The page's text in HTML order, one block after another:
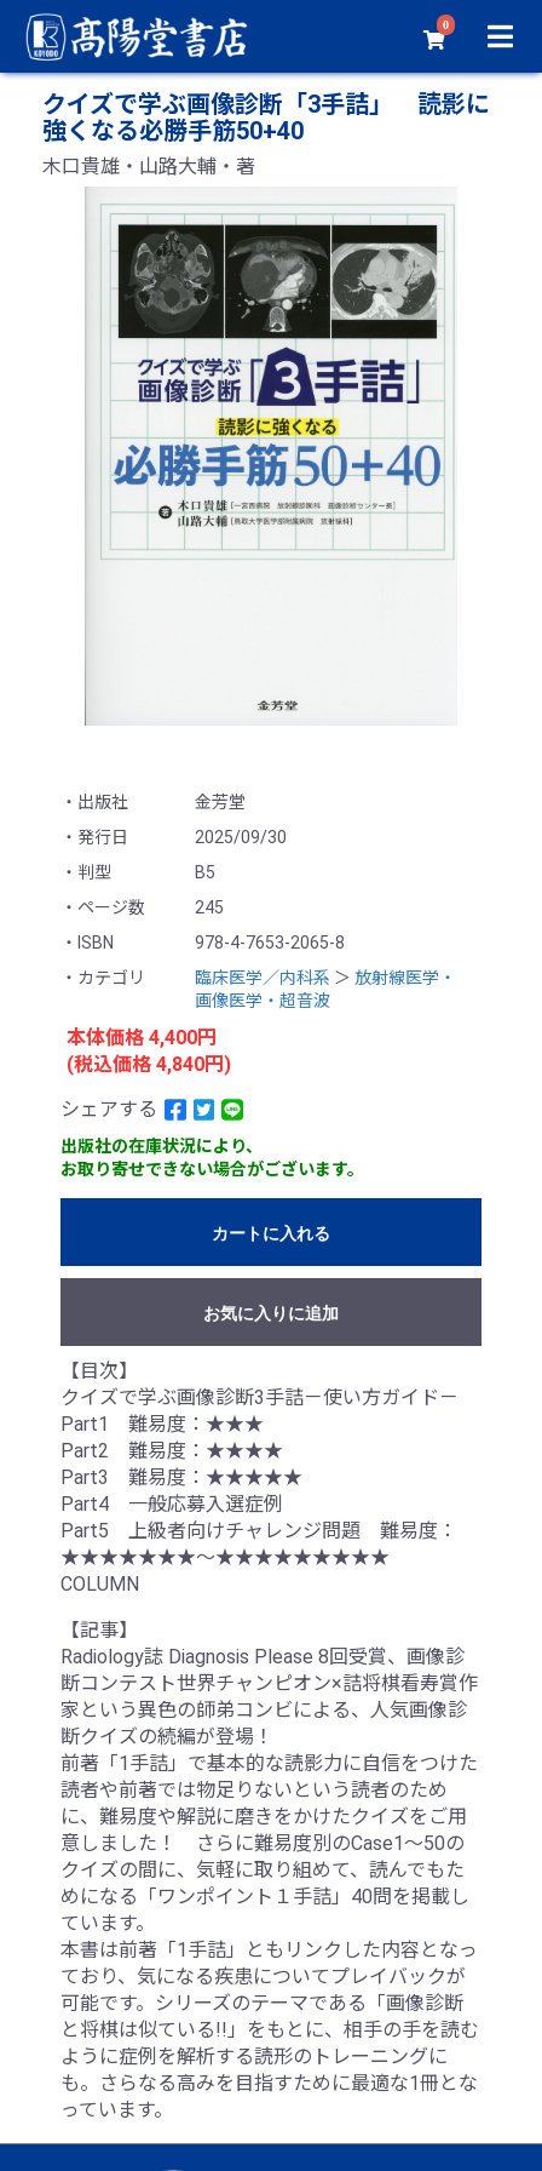
0
クイズで学ぶ画像診断「3手詰」 読影に
強くなる必勝手筋50+40
木口貴雄・山路大輔・著
出版社
金芳堂
発行日
2025/09/30
判型
B5
ページ数
245
ISBN
978-4-7653-2065-8
カテゴリ
臨床医学／内科系 ＞ 放射線医学・
画像医学・超音波
本体価格 4,400円
(税込価格 4,840円)
シェアする
出版社の在庫状況により、
お取り寄せできない場合がございます。
カートに入れる
お気に入りに追加
【目次】
クイズで学ぶ画像診断3手詰－使い方ガイド－
Part1 難易度：★★★
Part2 難易度：★★★★
Part3 難易度：★★★★★
Part4 一般応募入選症例
Part5 上級者向けチャレンジ問題 難易度：
★★★★★★★～★★★★★★★★★
COLUMN
【記事】
Radiology誌 Diagnosis Please 8回受賞、画像診
断コンテスト世界チャンピオン×詰将棋看寿賞作
家という異色の師弟コンビによる、人気画像診
断クイズの続編が登場！
前著「1手詰」で基本的な読影力に自信をつけた
読者や前著では物足りないという読者のため
に、難易度や解説に磨きをかけたクイズをご用
意しました！ さらに難易度別のCase1～50の
クイズの間に、気軽に取り組めて、読んでもた
めになる「ワンポイント１手詰」40問を掲載し
ています。
本書は前著「1手詰」ともリンクした内容となっ
ており、気になる疾患についてプレイバックが
可能です。シリーズのテーマである「画像診断
と将棋は似ている!!」をもとに、相手の手を読む
ように症例を解析する読形のトレーニングに
も。さらなる高みを目指すために最適な1冊とな
っています。